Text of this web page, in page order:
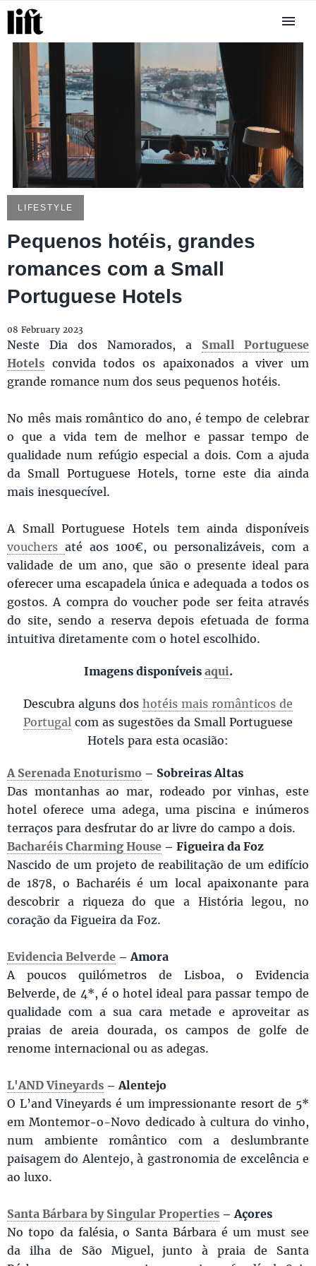
LIFESTYLE
Pequenos hotéis, grandes
romances com a Small
Portuguese Hotels
08 February 2023
Neste Dia dos Namorados, a Small Portuguese
Hotels convida todos os apaixonados a viver um
grande romance num dos seus pequenos hotéis.
No mês mais romântico do ano, é tempo de celebrar
o que a vida tem de melhor e passar tempo de
qualidade num refúgio especial a dois. Com a ajuda
da Small Portuguese Hotels, torne este dia ainda
mais inesquecível.
A Small Portuguese Hotels tem ainda disponíveis
vouchers até aos 100€, ou personalizáveis, com a
validade de um ano, que são o presente ideal para
oferecer uma escapadela única e adequada a todos os
gostos. A compra do voucher pode ser feita através
do site, sendo a reserva depois efetuada de forma
intuitiva diretamente com o hotel escolhido.
Imagens disponíveisaqui.
Descubra alguns dos hotéis mais românticos de
Portugal com as sugestões da Small Portuguese
Hotels para esta ocasião:
A Serenada Enoturismo – Sobreiras Altas
Das montanhas ao mar, rodeado por vinhas, este
hotel oferece uma adega, uma piscina e inúmeros
terraços para desfrutar do ar livre do campo a dois. ​
Bacharéis Charming House – Figueira da Foz
Nascido de um projeto de reabilitação de um edifício
de 1878, o Bacharéis é um local apaixonante para
descobrir a riqueza do que a História legou, no
coração da Figueira da Foz.
Evidencia Belverde – Amora
A poucos quilómetros de Lisboa, o Evidencia
Belverde, de 4*, é o hotel ideal para passar tempo de
qualidade com a sua cara metade e aproveitar as
praias de areia dourada, os campos de golfe de
renome internacional ou as adegas.
L'AND Vineyards – Alentejo
O L’and Vineyards é um impressionante resort de 5*
em Montemor-o-Novo dedicado à cultura do vinho,
num ambiente romântico com a deslumbrante
paisagem do Alentejo, à gastronomia de excelência e
ao luxo.
Santa Bárbara by Singular Properties – Açores
No topo da falésia, o Santa Bárbara é um must see
da ilha de São Miguel, junto à praia de Santa